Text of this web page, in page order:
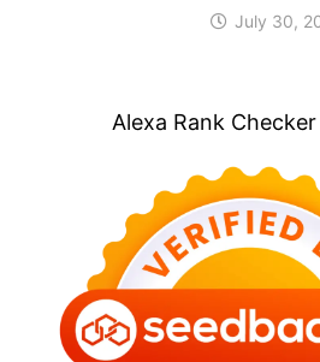
July 30,
Alexa Rank